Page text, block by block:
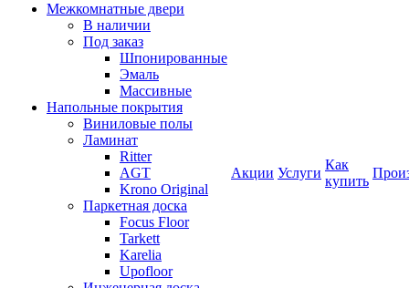
Межкомнатные двери
В наличии
Под заказ
Шпонированные
Эмаль
Массивные
Напольные покрытия
Виниловые полы
Ламинат
Ritter
AGT
Krono Original
Паркетная доска
Focus Floor
Tarkett
Karelia
Upofloor
Акции Услуги
Как
купить